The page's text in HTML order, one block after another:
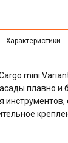
Характеристики
mini
плавно и